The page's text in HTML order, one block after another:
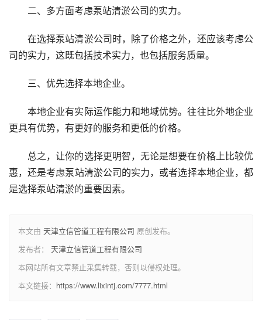
二、多方面考虑泵站清淤公司的实力。
在选择泵站清淤公司时，除了价格之外，还应该考虑公
司的实力，这既包括技术实力，也包括服务质量。
三、优先选择本地企业。
本地企业有实际运作能力和地域优势。往往比外地企业
更具有优势，有更好的服务和更低的价格。
总之，让你的选择更明智，无论是想要在价格上比较优
惠，还是考虑泵站清淤公司的实力，或者选择本地企业，都
是选择泵站清淤的重要因素。
本文由 天津立信管道工程有限公司 原创发布。
发布者： 天津立信管道工程有限公司
本网站所有文章禁止采集转载，否则以侵权处理。
本文链接： https://www.lixintj.com/7777.html